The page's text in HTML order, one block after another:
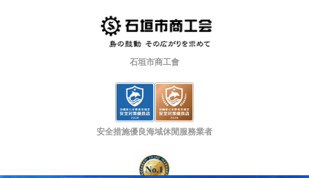
石垣市商工會
安全措施優良海域休閒服務業者